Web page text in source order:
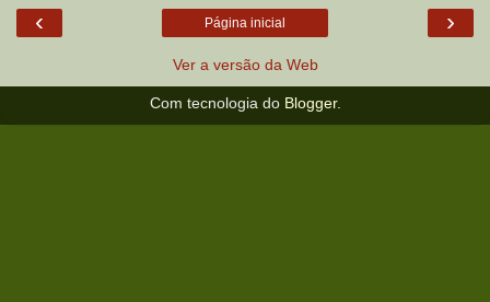
‹ ›
Página inicial
Ver a versão da Web
Com tecnologia do Blogger.